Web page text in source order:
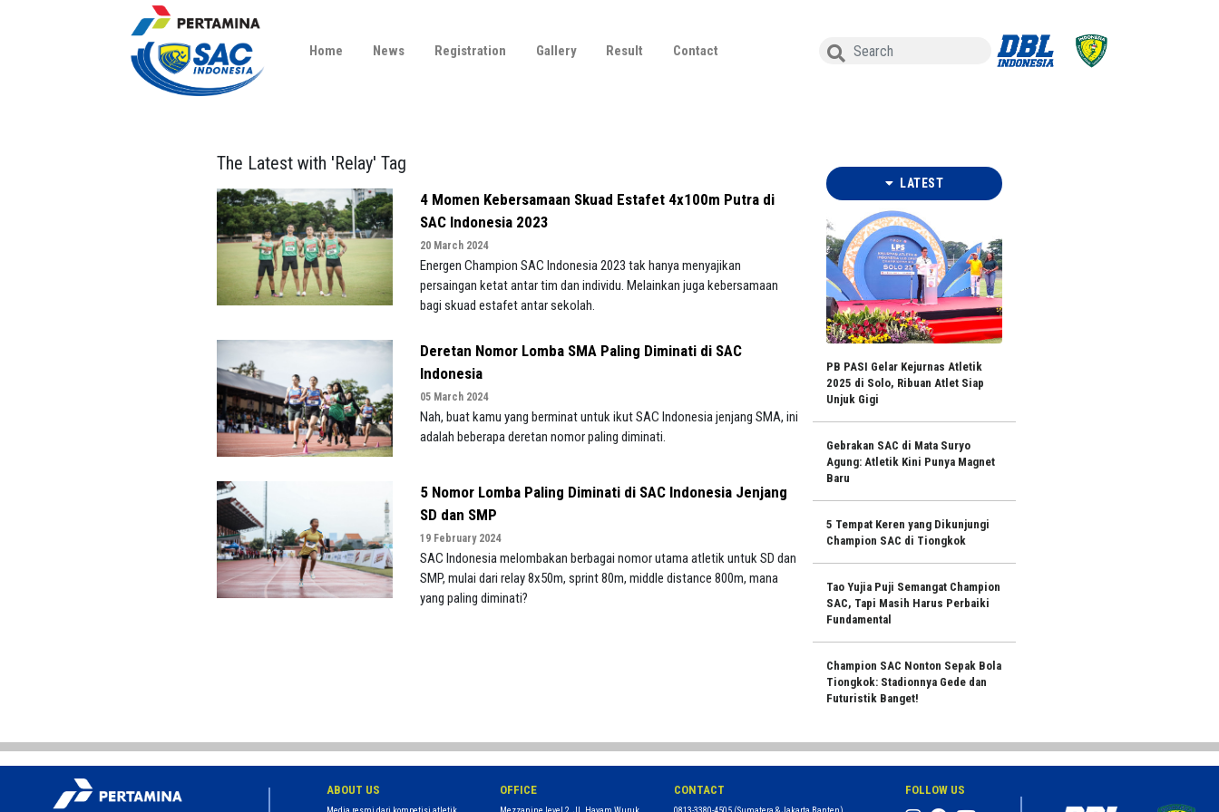
Home News Registration Gallery Result Contact
The Latest with 'Relay' Tag
4 Momen Kebersamaan Skuad Estafet 4x100m Putra di
SAC Indonesia 2023
20 March 2024
Energen Champion SAC Indonesia 2023 tak hanya menyajikan
persaingan ketat antar tim dan individu. Melainkan juga kebersamaan
bagi skuad estafet antar sekolah.
Deretan Nomor Lomba SMA Paling Diminati di SAC
Indonesia
05 March 2024
Nah, buat kamu yang berminat untuk ikut SAC Indonesia jenjang SMA, ini
adalah beberapa deretan nomor paling diminati.
5 Nomor Lomba Paling Diminati di SAC Indonesia Jenjang
SD dan SMP
19 February 2024
SAC Indonesia melombakan berbagai nomor utama atletik untuk SD dan
SMP, mulai dari relay 8x50m, sprint 80m, middle distance 800m, mana
yang paling diminati?
LATEST
PB PASI Gelar Kejurnas Atletik
2025 di Solo, Ribuan Atlet Siap
Unjuk Gigi
Gebrakan SAC di Mata Suryo
Agung: Atletik Kini Punya Magnet
Baru
5 Tempat Keren yang Dikunjungi
Champion SAC di Tiongkok
Tao Yujia Puji Semangat Champion
SAC, Tapi Masih Harus Perbaiki
Fundamental
Champion SAC Nonton Sepak Bola
Tiongkok: Stadionnya Gede dan
Futuristik Banget!
ABOUT US OFFICE CONTACT FOLLOW US